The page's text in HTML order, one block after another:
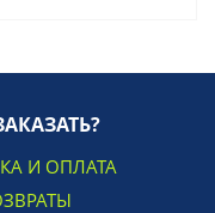
И ОПЛАТА